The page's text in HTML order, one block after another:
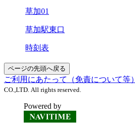
草加01
草加駅東口
時刻表
ページの先頭へ戻る
ご利用にあたって（免責について等）
CO.,LTD. All rights reserved.
Powered by